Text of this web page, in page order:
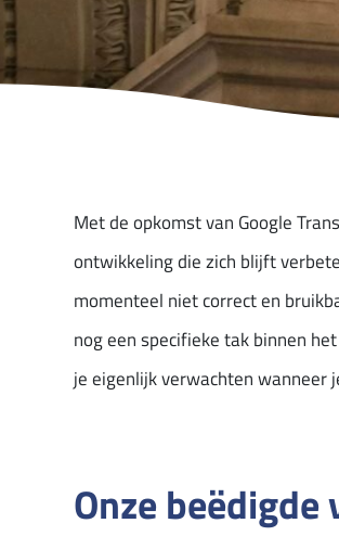
Met de opkomst van Google
ontwikkeling die zich blijft
momenteel niet correct en
nog een specifieke tak binnen
je eigenlijk verwachten wanneer
Onze